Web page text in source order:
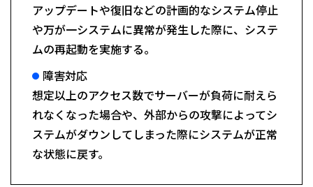
アップデートや復旧などの計画的なシステム停止
や万が一システムに異常が発生した際に、システ
ムの再起動を実施する。
障害対応
想定以上のアクセス数でサーバーが負荷に耐えら
れなくなった場合や、外部からの攻撃によってシ
ステムがダウンしてしまった際にシステムが正常
な状態に戻す。